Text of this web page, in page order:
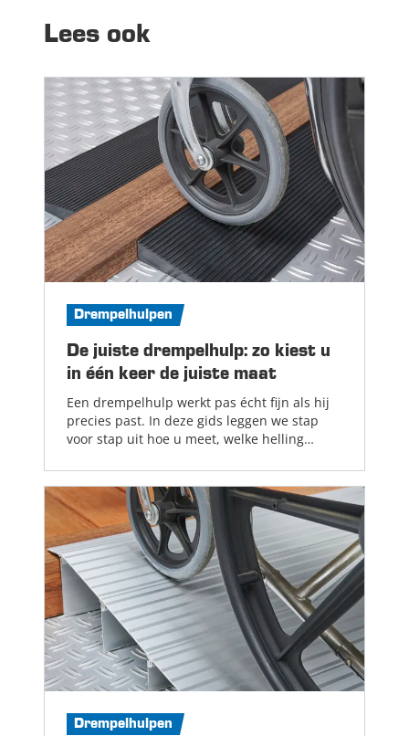
Lees ook
Drempelhulpen
De juiste drempelhulp: zo kiest u
in één keer de juiste maat
Een drempelhulp werkt pas écht fijn als hij
precies past. In deze gids leggen we stap
voor stap uit hoe u meet, welke helling
de keuze tussen rubber en aluminium....
Lees meer
Drempelhulpen